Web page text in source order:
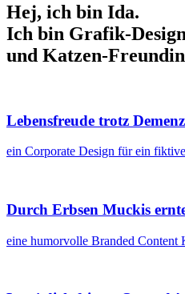
Hej, ich bin Ida.
Ich bin Grafik-
und Katzen-
Lebensfreude trotz Demenz
ein Corporate Design für ein
Durch Erbsen Muckis
eine humorvolle Branded Content